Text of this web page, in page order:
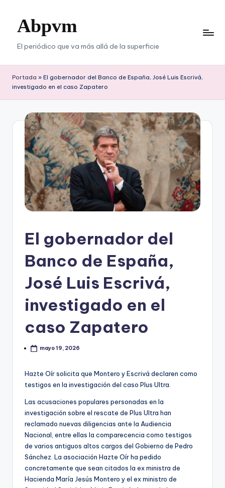
contenido
Abpvm
El periódico que va más allá de la superficie
Portada » El gobernador del Banco de España, José Luis Escrivá,
investigado en el caso Zapatero
El gobernador del
Banco de España,
José Luis Escrivá,
investigado en el
caso Zapatero
mayo 19, 2026
Hazte Oír solicita que Montero y Escrivá declaren como
testigos en la investigación del caso Plus Ultra.
Las acusaciones populares personadas en la
investigación sobre el rescate de Plus Ultra han
reclamado nuevas diligencias ante la Audiencia
Nacional, entre ellas la comparecencia como testigos
de varios antiguos altos cargos del Gobierno de Pedro
Sánchez. La asociación Hazte Oír ha pedido
concretamente que sean citados la ex ministra de
Hacienda María Jesús Montero y el ex ministro de